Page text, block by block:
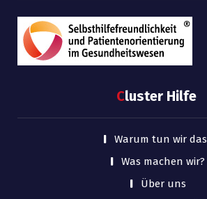
Cluster Hilfe
Warum tun wir
Was machen wir?
Über uns